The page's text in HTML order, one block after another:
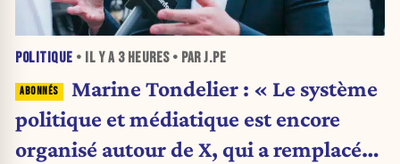
POLITIQUE • IL Y A 3 HEURES• PAR J.PE
Marine Tondelier : « Le système
politique et médiatique est encore
organisé autour de X, qui a remplacé